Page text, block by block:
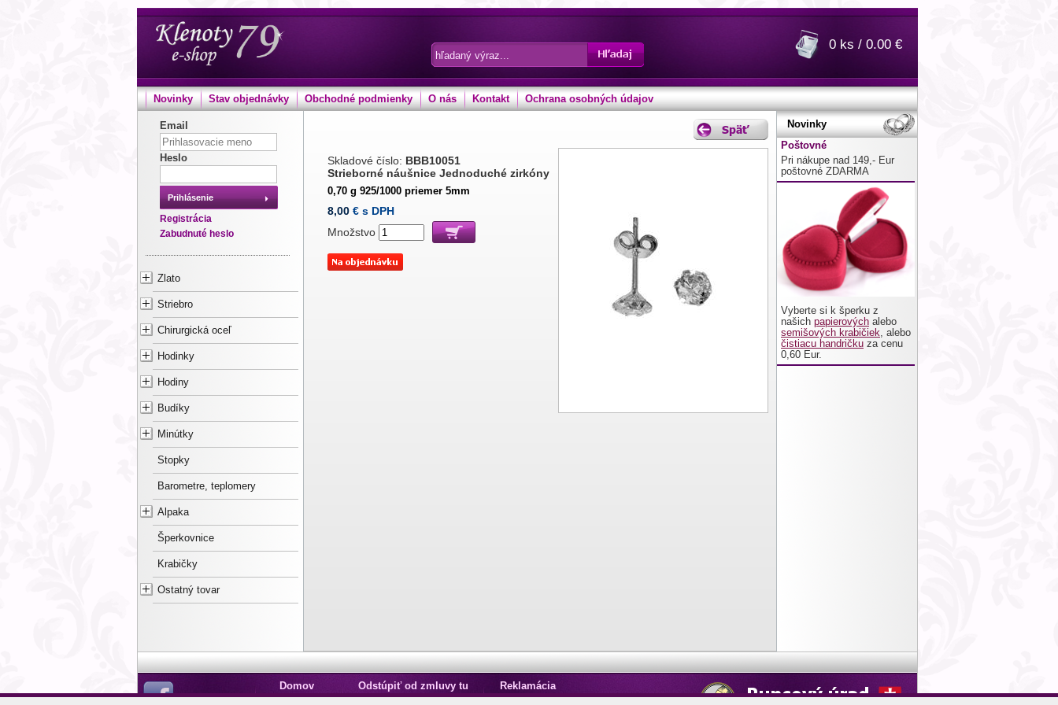
0 ks / 0.00 €
Novinky Stav objednávky Obchodné podmienky O nás Kontakt Ochrana osobných údajov
Email
Heslo
Prihlásenie
Registrácia
Zabudnuté heslo
Zlato
Striebro
Chirurgická oceľ
Hodinky
Hodiny
Budíky
Minútky
Stopky
Barometre, teplomery
Alpaka
Šperkovnice
Krabičky
Ostatný tovar
Skladové číslo: BBB10051
Strieborné náušnice Jednoduché zirkóny
0,70 g 925/1000 priemer 5mm
8,00 € s DPH
Množstvo
Novinky
Poštovné
Pri nákupe nad 149,- Eur
poštovné ZDARMA
Vyberte si k šperku z
našich papierových alebo
semišových krabičiek, alebo
čistiacu handričku za cenu
0,60 Eur.
Domov
Odstúpiť od zmluvy tu
Reklamácia